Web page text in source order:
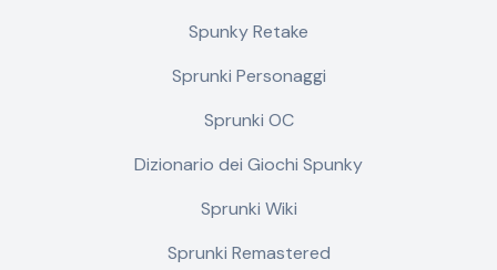
Spunky Retake
Sprunki Personaggi
Sprunki OC
Dizionario dei Giochi Spunky
Sprunki Wiki
Sprunki Remastered